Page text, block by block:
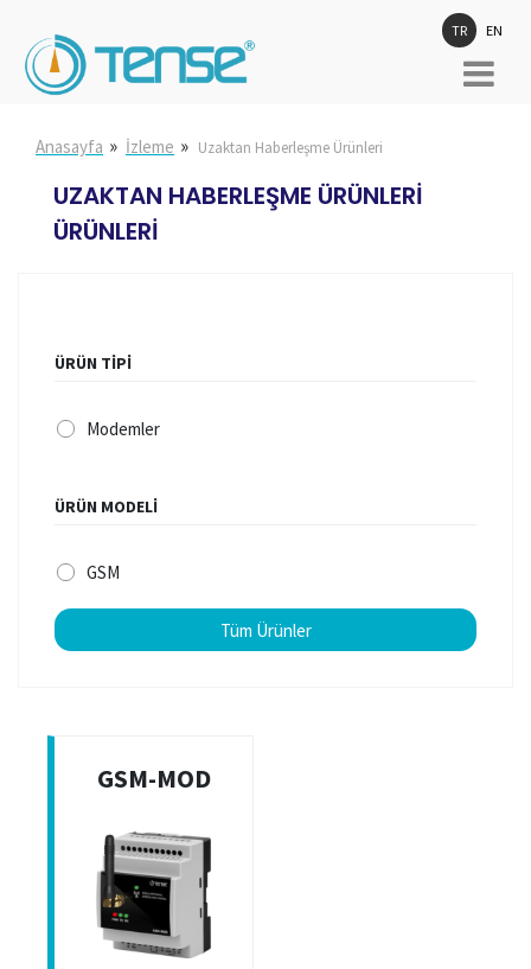
TR EN
Anasayfa » İzleme » Uzaktan Haberleşme Ürünleri
UZAKTAN HABERLEŞME ÜRÜNLERI
ÜRÜNLERİ
ÜRÜN TİPİ
Modemler
ÜRÜN MODELİ
GSM
Tüm Ürünler
GSM-MOD